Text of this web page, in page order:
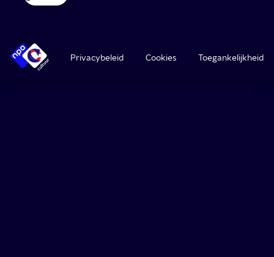
Privacybeleid Cookies Toegankelijkheid